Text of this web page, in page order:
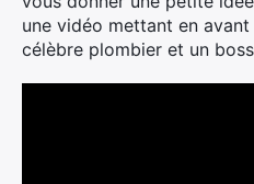
une vidéo mettant en
célèbre plombier et un